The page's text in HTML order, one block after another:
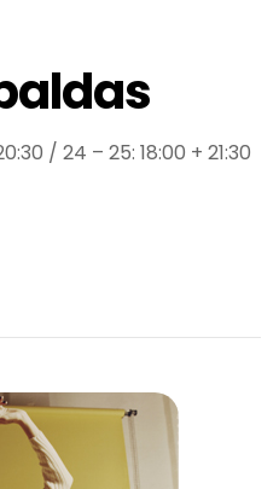
/ 24 – 25: 18:00 + 21:30